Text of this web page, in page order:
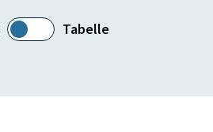
Tabelle